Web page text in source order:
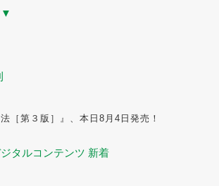
▼
［第３版］』、本日8月4日発売！
タルコンテンツ 新着